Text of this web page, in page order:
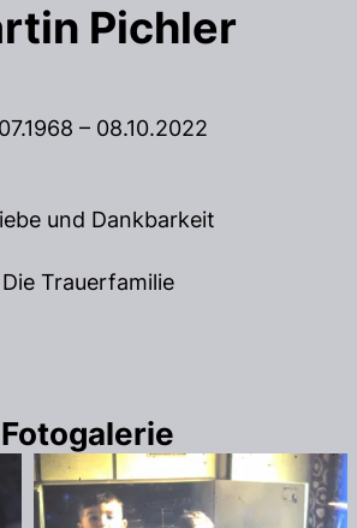
Pichler
– 08.10.2022
und Dankbarkeit
Die Trauerfamilie
Fotogalerie